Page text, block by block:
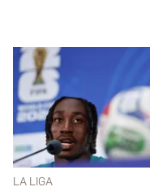
LA LIGA